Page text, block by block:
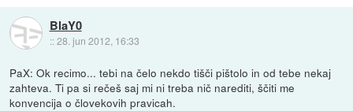
BlaY0
::28. jun 2012, 16:33
PaX: Ok recimo... tebi na čelo nekdo tišči pištolo in od tebe nekaj
zahteva. Ti pa si rečeš saj mi ni treba nič narediti, ščiti me
konvencija o človekovih pravicah.